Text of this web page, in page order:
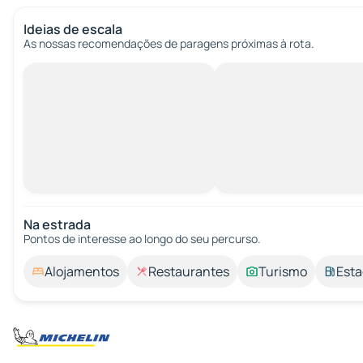
Ideias de escala
As nossas recomendações de paragens próximas à rota.
Na estrada
Pontos de interesse ao longo do seu percurso.
Alojamentos Restaurantes Turismo